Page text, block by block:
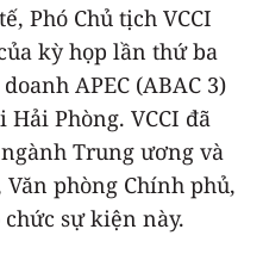
Phó Chủ tịch VCCI
kỳ họp lần thứ ba
APEC (ABAC 3)
Phòng. VCCI đã
Trung ương và
phòng Chính phủ,
sự kiện này.